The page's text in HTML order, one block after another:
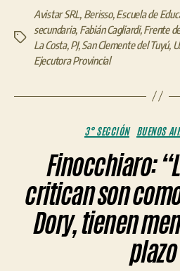
Etiquetas
Avistar SRL Berisso, Escuela de
secundaria, Fabián Cagliardi, Frente
La Costa, PJ, San Clemente del Tuyú,
Ejecutora Provincial
3° SECCIÓN BUENOS
Finocchiaro:
critican son
Dory, tienen